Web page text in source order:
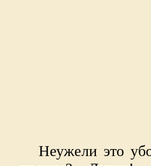
Неужели это